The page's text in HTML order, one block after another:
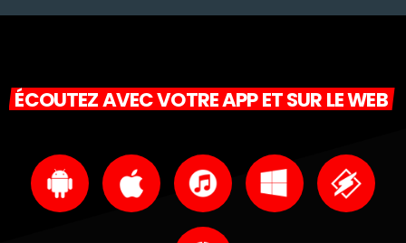
ÉCOUTEZ AVEC VOTRE APP ET SUR LE WEB